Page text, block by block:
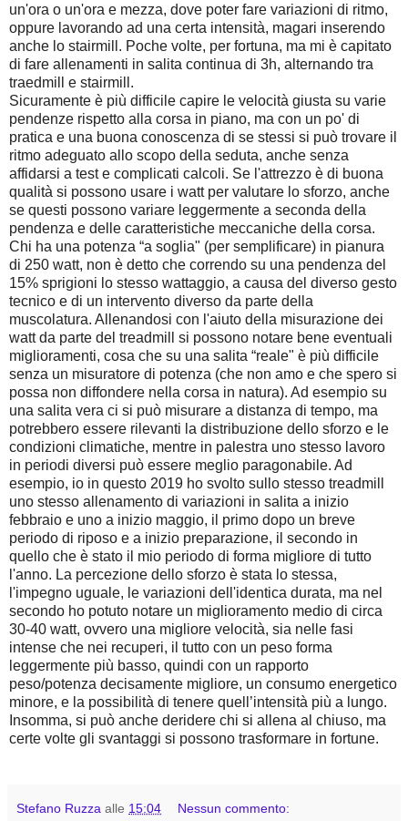
un'ora o un'ora e mezza, dove poter fare variazioni di ritmo,
oppure lavorando ad una certa intensità, magari inserendo
anche lo stairmill. Poche volte, per fortuna, ma mi è capitato
di fare allenamenti in salita continua di 3h, alternando tra
traedmill e stairmill.
Sicuramente è più difficile capire le velocità giusta su varie
pendenze rispetto alla corsa in piano, ma con un po' di
pratica e una buona conoscenza di se stessi si può trovare il
ritmo adeguato allo scopo della seduta, anche senza
affidarsi a test e complicati calcoli. Se l'attrezzo è di buona
qualità si possono usare i watt per valutare lo sforzo, anche
se questi possono variare leggermente a seconda della
pendenza e delle caratteristiche meccaniche della corsa.
Chi ha una potenza “a soglia" (per semplificare) in pianura
di 250 watt, non è detto che correndo su una pendenza del
15% sprigioni lo stesso wattaggio, a causa del diverso gesto
tecnico e di un intervento diverso da parte della
muscolatura. Allenandosi con l'aiuto della misurazione dei
watt da parte del treadmill si possono notare bene eventuali
miglioramenti, cosa che su una salita “reale" è più difficile
senza un misuratore di potenza (che non amo e che spero si
possa non diffondere nella corsa in natura). Ad esempio su
una salita vera ci si può misurare a distanza di tempo, ma
potrebbero essere rilevanti la distribuzione dello sforzo e le
condizioni climatiche, mentre in palestra uno stesso lavoro
in periodi diversi può essere meglio paragonabile. Ad
esempio, io in questo 2019 ho svolto sullo stesso treadmill
uno stesso allenamento di variazioni in salita a inizio
febbraio e uno a inizio maggio, il primo dopo un breve
periodo di riposo e a inizio preparazione, il secondo in
quello che è stato il mio periodo di forma migliore di tutto
l'anno. La percezione dello sforzo è stata lo stessa,
l'impegno uguale, le variazioni dell'identica durata, ma nel
secondo ho potuto notare un miglioramento medio di circa
30-40 watt, ovvero una migliore velocità, sia nelle fasi
intense che nei recuperi, il tutto con un peso forma
leggermente più basso, quindi con un rapporto
peso/potenza decisamente migliore, un consumo energetico
minore, e la possibilità di tenere quell’intensità più a lungo.
Insomma, si può anche deridere chi si allena al chiuso, ma
certe volte gli svantaggi si possono trasformare in fortune.
Stefano Ruzza alle 15:04 Nessun commento: